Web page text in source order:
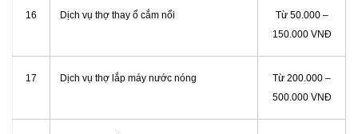
16 Dịch vụ thợ thay ổ cắm nổi
Từ 50.000 –
150.000 VNĐ
17 Dịch vụ thợ lắp máy nước nóng
Từ 200.000 –
500.000 VNĐ